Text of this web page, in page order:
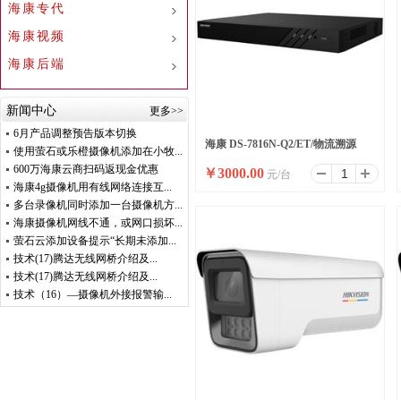
海康专代
海康视频
海康后端
新闻中心
更多>>
6月产品调整预告版本切换
使用萤石或乐橙摄像机添加在小牧...
600万海康云商扫码返现金优惠
海康4g摄像机用有线网络连接互...
多台录像机同时添加一台摄像机方...
海康摄像机网线不通，或网口损坏...
萤石云添加设备提示“长期未添加...
技术(17)腾达无线网桥介绍及...
技术(17)腾达无线网桥介绍及...
技术（16）—摄像机外接报警输...
海康 DS-7816N-Q2/ET/物流溯源
NVR
￥3000.00 元/台